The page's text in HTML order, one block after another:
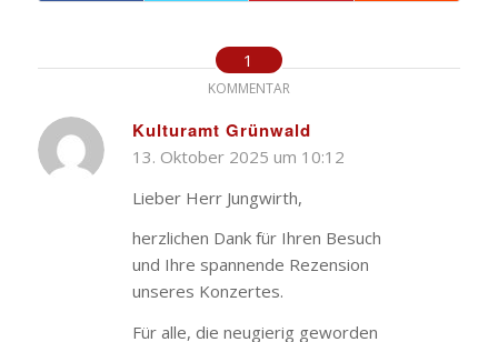
1
KOMMENTAR
Kulturamt Grünwald
sagte:
13. Oktober 2025 um 10:12
Lieber Herr Jungwirth,
herzlichen Dank für Ihren Besuch
und Ihre spannende Rezension
unseres Konzertes.
Für alle, die neugierig geworden